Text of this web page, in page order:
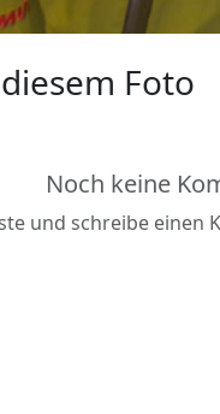
Foto
Noch keine
und schreibe einen